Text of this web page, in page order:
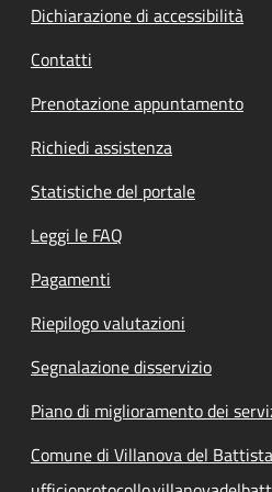
Dichiarazione di accessibilità
Contatti
Prenotazione appuntamento
Richiedi assistenza
Statistiche del portale
Leggi le FAQ
Pagamenti
Riepilogo valutazioni
Segnalazione disservizio
Piano di miglioramento dei
Comune di Villanova del